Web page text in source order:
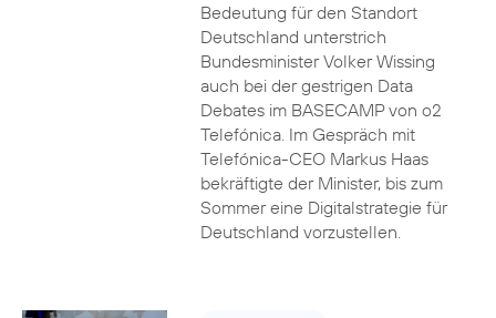
Bedeutung für den Standort
Deutschland unterstrich
Bundesminister Volker Wissing
auch bei der gestrigen Data
Debates im BASECAMP von o2
Telefónica. Im Gespräch mit
Telefónica-CEO Markus Haas
bekräftigte der Minister, bis zum
Sommer eine Digitalstrategie für
Deutschland vorzustellen.